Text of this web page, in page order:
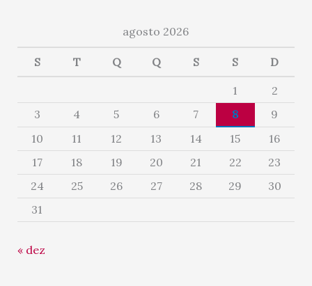
agosto 2026
S T Q Q S S D
1
2
3
4 5 6 7 8
9
10
11 12 13 14 15
16
17
18 19 20 21 22
23
24
25 26 27 28 29
30
31
« dez